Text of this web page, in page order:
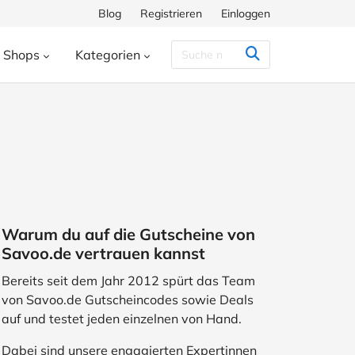
Blog Registrieren Einloggen
Shops
TUI WeightWatchers
Kategorien
Haustierbedarf
Sport Studenten
Wohnen & Garten
Warum du auf die Gutscheine von
Savoo.de vertrauen kannst
Bereits seit dem Jahr 2012 spürt das Team
von Savoo.de Gutscheincodes sowie Deals
auf und testet jeden einzelnen von Hand.
Dabei sind unsere engagierten Expertinnen